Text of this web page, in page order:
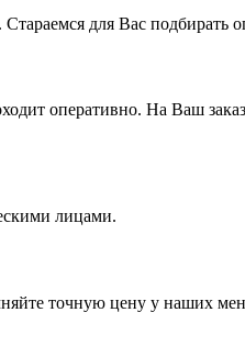
для Вас подбирать
оперативно. На Ваш
лицами.
точную цену у наших